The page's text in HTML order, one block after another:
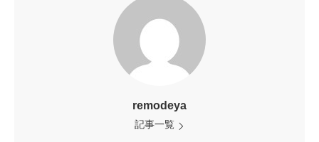
remodeya
記事一覧